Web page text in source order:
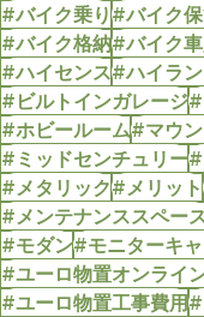
#バイク乗り#バイク
#バイク格納#バイク
#ハイセンス#ハイラ
#ビルトインガレージ#
#ホビールーム#マウ
#ミッドセンチュリー#
#メタリック#メリット
#メンテナンススペー
#モダン#モニターキ
#ユーロ物置オンライ
#ユーロ物置工事費用#